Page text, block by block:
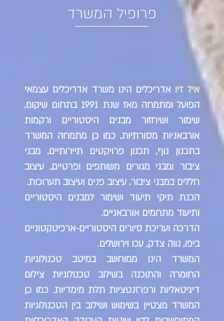
פרופיל המשרד
איל זיו אדריכלים הינו משרד אדריכלים עצמאי
הפועל ומתמחה מאז שנת 1991 בתחום שיקום,
שימור ושיחזור מבנים היסטוריים ורקמות
אורבאניות מסורתיות, כמו כן מתמחה המשרד
בתכנון נוף, תכנון פרויקטים תיירותיים, מבני
ציבור ומבני מגורים משותפים ופרטיים, עיצוב
חללים במבני ציבור, עיצוב פנים ועיצוב תערוכות.
הכנת תיקי תיעוד ושימור למבנים היסטוריים
ותיעוד מתחמים אורבאניים.
הדרכה ועריכת סיורים היסטוריים-ארכיטקטוניים
ביפו, נווה צדק, עכו וירושלים.
המשרד הינו ממוחשב במיטב טכנולוגיות
החומרה והתוכנה בשילוב טכנולוגיות צילום
דיגיטאליות ורפרזנטציות תלת מימדיות. כמו כן
המשרד מצטיין בשימוש ושילוב בין הטכנולוגיות